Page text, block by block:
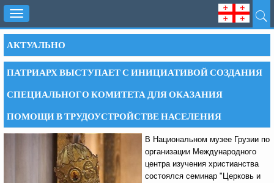
Toggle
navigation
АКТУАЛЬНО
ПАТРИАРХ ВЫСТУПАЕТ С ИНИЦИАТИВОЙ СОЗДАНИЯ
СПЕЦИАЛЬНОГО КОМИТЕТА ДЛЯ ОКАЗАНИЯ
ПОМОЩИ В ТРУДОУСТРОЙСТВЕ НАСЕЛЕНИЯ
В Национальном музее Грузии по
организации Международного
центра изучения христианства
состоялся семинар "Церковь и